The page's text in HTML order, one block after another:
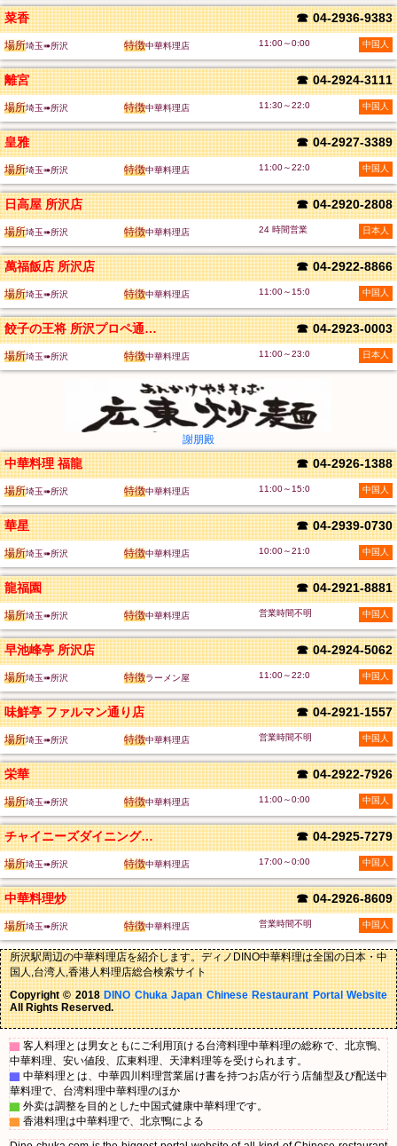
菜香 ☎ 04-2936-9383
場所埼玉➠所沢 特徴中華料理店 11:00～0:00 中国人
離宮 ☎ 04-2924-3111
場所埼玉➠所沢 特徴中華料理店 11:30～22:0 中国人
皇雅 ☎ 04-2927-3389
場所埼玉➠所沢 特徴中華料理店 11:00～22:0 中国人
日高屋 所沢店 ☎ 04-2920-2808
場所埼玉➠所沢 特徴中華料理店 24 時間営業 日本人
萬福飯店 所沢店 ☎ 04-2922-8866
場所埼玉➠所沢 特徴中華料理店 11:00～15:0 中国人
餃子の王将 所沢プロペ通り店 ☎ 04-2923-0003
場所埼玉➠所沢 特徴中華料理店 11:00～23:0 日本人
謝朋殿
中華料理 福龍 ☎ 04-2926-1388
場所埼玉➠所沢 特徴中華料理店 11:00～15:0 中国人
華星 ☎ 04-2939-0730
場所埼玉➠所沢 特徴中華料理店 10:00～21:0 中国人
龍福園 ☎ 04-2921-8881
場所埼玉➠所沢 特徴中華料理店 営業時間不明 中国人
早池峰亭 所沢店 ☎ 04-2924-5062
場所埼玉➠所沢 特徴ラーメン屋 11:00～22:0 中国人
味鮮亭 ファルマン通り店 ☎ 04-2921-1557
場所埼玉➠所沢 特徴中華料理店 営業時間不明 中国人
栄華 ☎ 04-2922-7926
場所埼玉➠所沢 特徴中華料理店 11:00～0:00 中国人
チャイニーズダイニング莉濃 ☎ 04-2925-7279
場所埼玉➠所沢 特徴中華料理店 17:00～0:00 中国人
中華料理炒 ☎ 04-2926-8609
場所埼玉➠所沢 特徴中華料理店 営業時間不明 中国人
所沢駅周辺の中華料理店を紹介します。ディノDINO中華料理は全国の日本・中
国人,台湾人,香港人料理店総合検索サイト
Copyright © 2018DINO Chuka Japan Chinese Restaurant Portal Website
All Rights Reserved.
▇ 客人料理とは男女ともにご利用頂ける台湾料理中華料理の総称で、北京鴨、
中華料理、安い値段、広東料理、天津料理等を受けられます。
▇ 中華料理とは、中華四川料理営業届け書を持つお店が行う店舗型及び配送中
華料理で、台湾料理中華料理のほか
▇ 外卖は調整を目的とした中国式健康中華料理です。
▇ 香港料理は中華料理で、北京鴨による